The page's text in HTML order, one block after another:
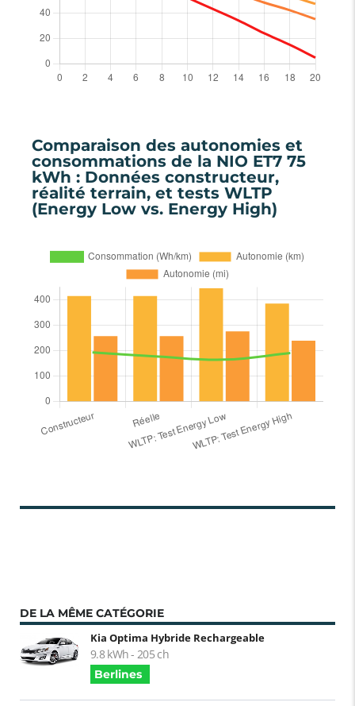
Comparaison des autonomies et
consommations de la NIO ET7 75
kWh : Données constructeur,
réalité terrain, et tests WLTP
(Energy Low vs. Energy High)
DE LA MÊME CATÉGORIE
Kia Optima Hybride Rechargeable
9.8 kWh - 205 ch
Berlines